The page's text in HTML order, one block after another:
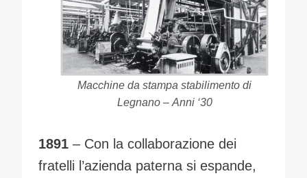
Macchine da stampa stabilimento di
Legnano– Anni ‘30
1891 – Con la collaborazione dei
fratelli l’azienda paterna si espande,